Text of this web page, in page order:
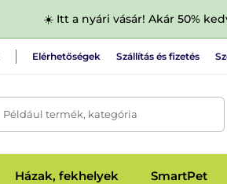
☀️ Itt a nyári vásár! Akár 50%
Elérhetőségek Szállítás és fizetés
Például termék, kategória
Házak, fekhelyek SmartPet